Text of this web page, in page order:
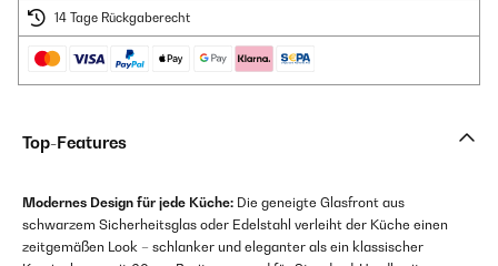
14 Tage Rückgaberecht
Top-Features
Modernes Design für jede Küche: Die geneigte Glasfront aus
schwarzem Sicherheitsglas oder Edelstahl verleiht der Küche einen
zeitgemäßen Look – schlanker und eleganter als ein klassischer